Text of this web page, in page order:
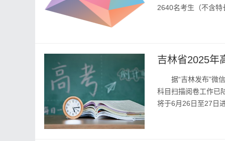
2640名考生（不含
吉林省2025年
据“吉林发布”微信
科目扫描阅卷工作
将于6月26日至27日